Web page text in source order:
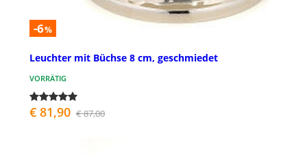
-6%
Leuchter mit Büchse 8 cm, geschmiedet
VORRÄTIG
€ 81,90 € 87,00